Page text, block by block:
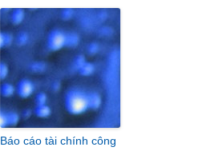
Báo cáo tài chính công